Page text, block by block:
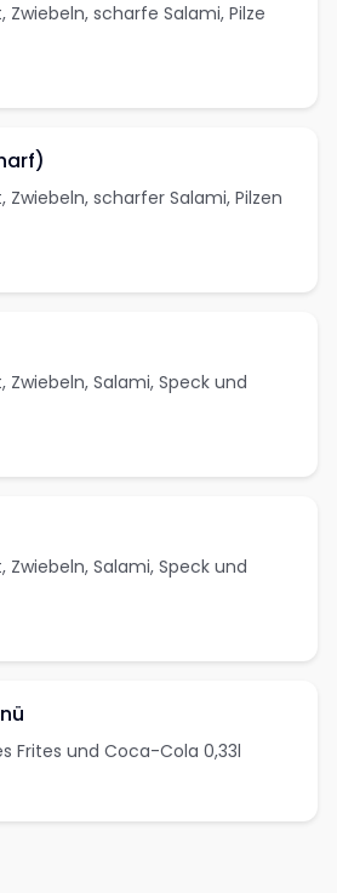
scharfe Salami, Pilze
scharfer Salami, Pilzen
Salami, Speck und
Salami, Speck und
Frites und Coca-Cola 0,33l